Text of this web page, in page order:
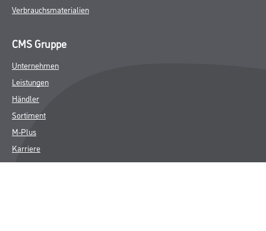
Verbrauchsmaterialien
CMS Gruppe
Unternehmen
Leistungen
Händler
Sortiment
M-Plus
Karriere
FAQ